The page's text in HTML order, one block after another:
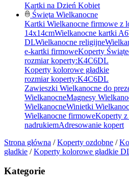
Kartki na Dzień Kobiet
Święta Wielkanocne
Kartki Wielkanocne firmowe z
14x14cmWielkanocne kartki A6
DLWielkanocne religijne
e-kartki firmoweKoperty
rozmiar koperty:K4C6DL
Koperty kolorowe gładkie
rozmiar koperty:K4C6DL
Zawieszki Wielkanocne do
WielkanocneMagnesy
WielkanocneWinietki
Wielkanocne firmoweKoperty z
nadrukiemAdresowanie kopert
Strona główna /Koperty ozdobne /
gładkie /Koperty kolorowe gładkie
Kategorie